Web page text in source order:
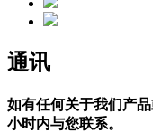
通讯
如有任何关于我们产
小时内与您联系。